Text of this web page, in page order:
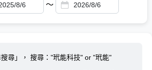
～
尋」， 搜尋："玳能科技" or "玳能"